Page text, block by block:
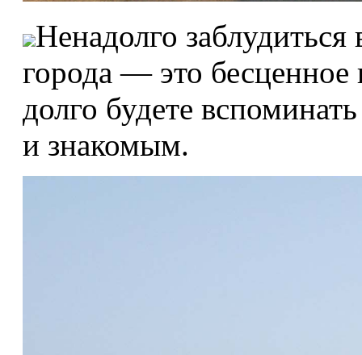
Ненадолго заблудиться
города — это бесценное
долго будете
и знакомым.